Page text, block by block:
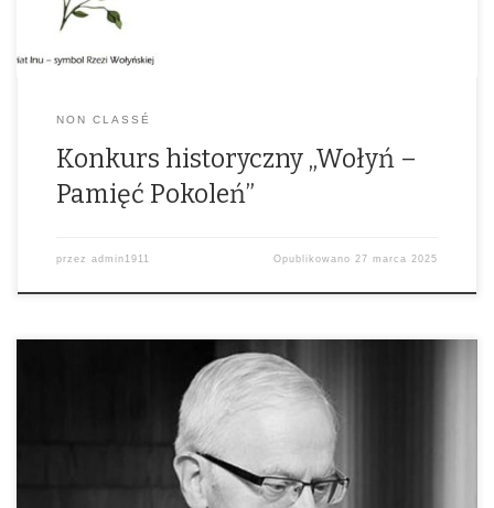
NON CLASSÉ
Konkurs historyczny „Wołyń –
Pamięć Pokoleń”
przez admin1911 Opublikowano27 marca 2025
Odszedł Człowiek wielkiej szlachetności i dobroci…. Darczyńca z
sercem otwartym dla Rodakow na Kresach.